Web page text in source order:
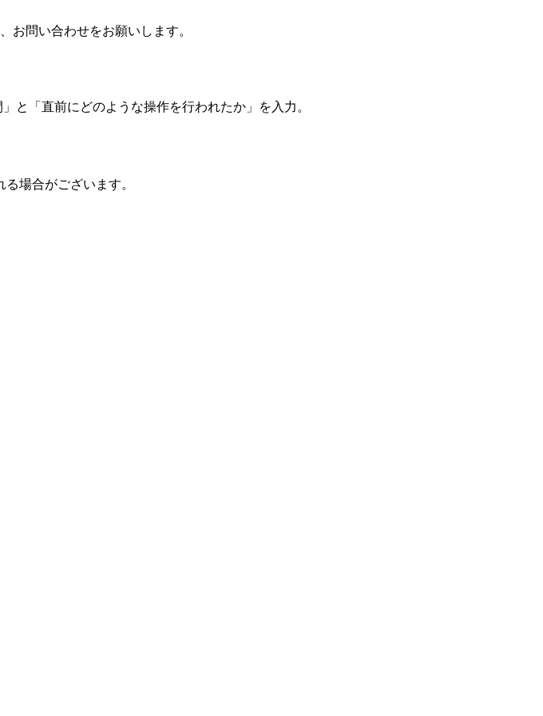
お問い合わせをお願いします。
と「直前にどのような操作を行われたか」を入力。
場合がございます。